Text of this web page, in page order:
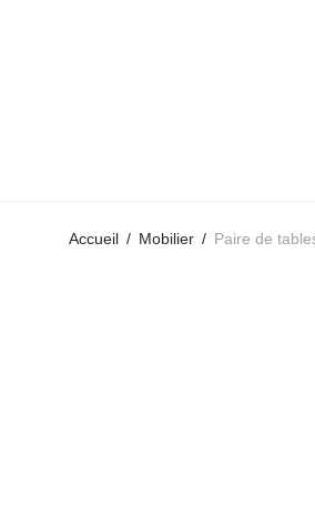
Accueil / Mobilier / Paire de